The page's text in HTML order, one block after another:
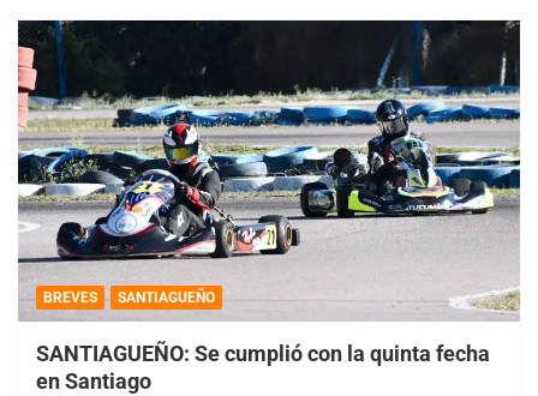
BREVES SANTIAGUEÑO
SANTIAGUEÑO: Se cumplió con la quinta fecha
en Santiago